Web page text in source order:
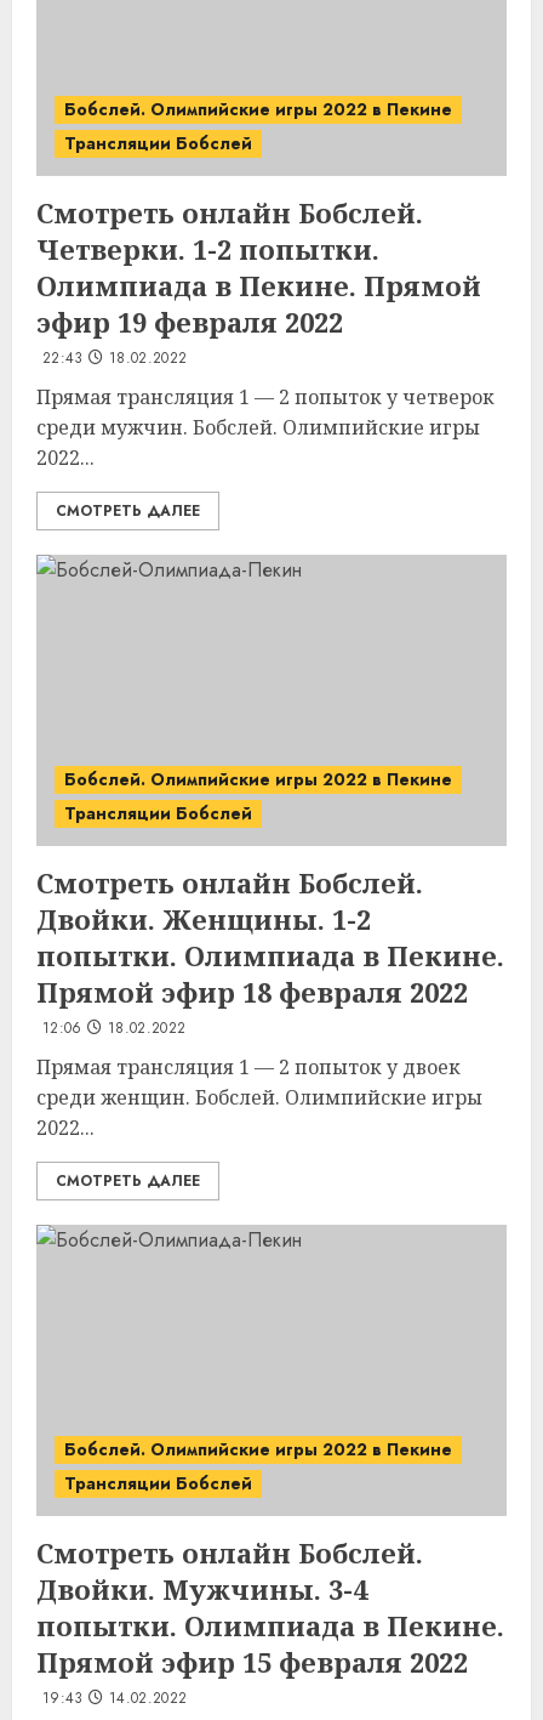
Бобслей. Олимпийские игры 2022 в Пекине
Трансляции Бобслей
Смотреть онлайн Бобслей.
Четверки. 1-2 попытки.
Олимпиада в Пекине. Прямой
эфир 19 февраля 2022
22:43 18.02.2022
Прямая трансляция 1 — 2 попыток у четверок
среди мужчин. Бобслей. Олимпийские игры
2022...
СМОТРЕТЬ ДАЛЕЕ
Бобслей. Олимпийские игры 2022 в Пекине
Трансляции Бобслей
Смотреть онлайн Бобслей.
Двойки. Женщины. 1-2
попытки. Олимпиада в Пекине.
Прямой эфир 18 февраля 2022
12:06 18.02.2022
Прямая трансляция 1 — 2 попыток у двоек
среди женщин. Бобслей. Олимпийские игры
2022...
СМОТРЕТЬ ДАЛЕЕ
Бобслей. Олимпийские игры 2022 в Пекине
Трансляции Бобслей
Смотреть онлайн Бобслей.
Двойки. Мужчины. 3-4
попытки. Олимпиада в Пекине.
Прямой эфир 15 февраля 2022
19:43 14.02.2022